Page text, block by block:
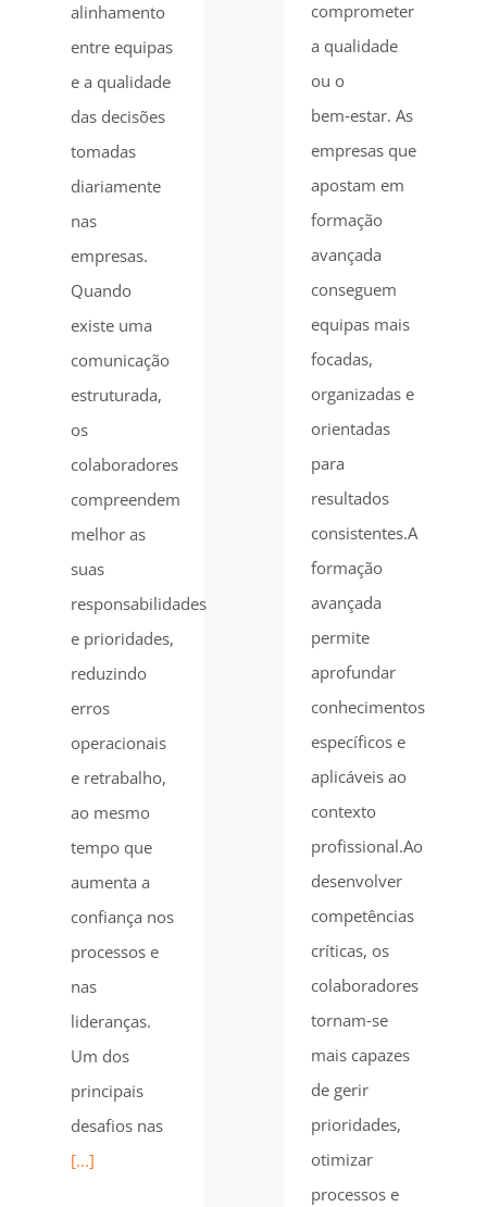
alinhamento
entre equipas
e a qualidade
das decisões
tomadas
diariamente
nas
empresas.
Quando
existe uma
comunicação
estruturada,
os
colaboradores
compreendem
melhor as
suas
responsabilidades
e prioridades,
reduzindo
erros
operacionais
e retrabalho,
ao mesmo
tempo que
aumenta a
confiança nos
processos e
nas
lideranças.
Um dos
principais
desafios nas
[...]
comprometer
a qualidade
ou o
bem‑estar. As
empresas que
apostam em
formação
avançada
conseguem
equipas mais
focadas,
organizadas e
orientadas
para
resultados
consistentes.A
formação
avançada
permite
aprofundar
conhecimentos
específicos e
aplicáveis ao
contexto
profissional.Ao
desenvolver
competências
críticas, os
colaboradores
tornam‑se
mais capazes
de gerir
prioridades,
otimizar
processos e